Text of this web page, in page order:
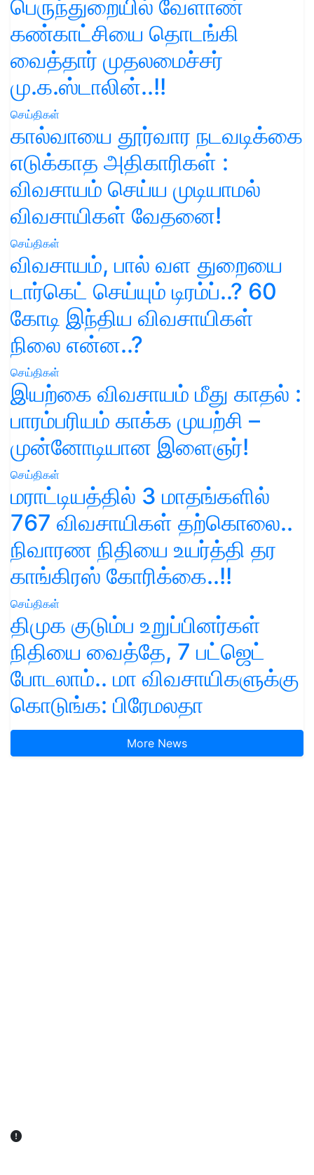
பெருந்துறையில் வேளாண்
கண்காட்சியை தொடங்கி
வைத்தார் முதலமைச்சர்
மு.க.ஸ்டாலின்..!!
செய்திகள்
கால்வாயை தூர்வார நடவடிக்கை
எடுக்காத அதிகாரிகள் :
விவசாயம் செய்ய முடியாமல்
விவசாயிகள் வேதனை!
செய்திகள்
விவசாயம், பால் வள துறையை
டார்கெட் செய்யும் டிரம்ப்..? 60
கோடி இந்திய விவசாயிகள்
நிலை என்ன..?
செய்திகள்
இயற்கை விவசாயம் மீது காதல் :
பாரம்பரியம் காக்க முயற்சி –
முன்னோடியான இளைஞர்!
செய்திகள்
மராட்டியத்தில் 3 மாதங்களில்
767 விவசாயிகள் தற்கொலை..
நிவாரண நிதியை உயர்த்தி தர
காங்கிரஸ் கோரிக்கை..!!
செய்திகள்
திமுக குடும்ப உறுப்பினர்கள்
நிதியை வைத்தே, 7 பட்ஜெட்
போடலாம்.. மா விவசாயிகளுக்கு
கொடுங்க: பிரேமலதா
More News